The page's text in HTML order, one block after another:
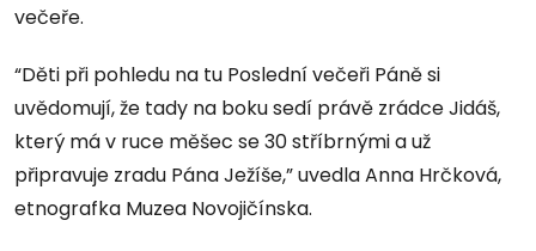
večeře.
“Děti při pohledu na tu Poslední večeři Páně si
uvědomují, že tady na boku sedí právě zrádce Jidáš,
který má v ruce měšec se 30 stříbrnými a už
připravuje zradu Pána Ježíše,” uvedla Anna Hrčková,
etnografka Muzea Novojičínska.